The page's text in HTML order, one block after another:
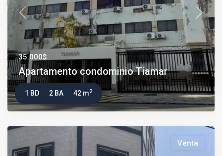
Previous Next
35.000$
Apartamento condominio Tiamar
1 BD 2 BA 42 m2
Venta